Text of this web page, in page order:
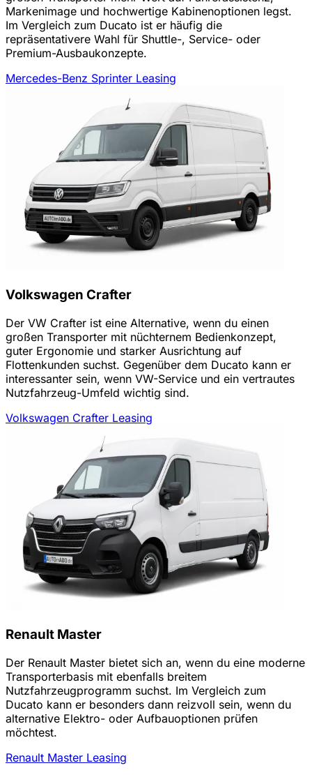
Markenimage und hochwertige Kabinenoptionen legst.
Im Vergleich zum Ducato ist er häufig die
repräsentativere Wahl für Shuttle-, Service- oder
Premium-Ausbaukonzepte.
Mercedes-Benz Sprinter Leasing
Volkswagen Crafter
Der VW Crafter ist eine Alternative, wenn du einen
großen Transporter mit nüchternem Bedienkonzept,
guter Ergonomie und starker Ausrichtung auf
Flottenkunden suchst. Gegenüber dem Ducato kann er
interessanter sein, wenn VW-Service und ein vertrautes
Nutzfahrzeug-Umfeld wichtig sind.
Volkswagen Crafter Leasing
Renault Master
Der Renault Master bietet sich an, wenn du eine moderne
Transporterbasis mit ebenfalls breitem
Nutzfahrzeugprogramm suchst. Im Vergleich zum
Ducato kann er besonders dann reizvoll sein, wenn du
alternative Elektro- oder Aufbauoptionen prüfen
möchtest.
Renault Master Leasing